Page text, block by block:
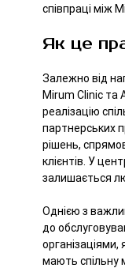
співпраці між
Як це
Залежно від
Mirum Clinic
реалізацію
партнерських
рішень,
клієнтів. У
залишається
Однією з
до
мають спільну